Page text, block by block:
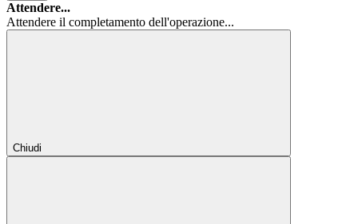
Attendere...
Attendere il completamento dell'operazione...
Chiudi